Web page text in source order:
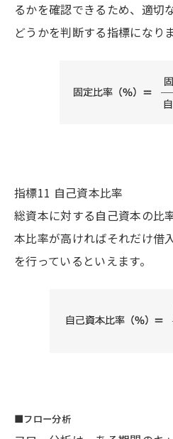
るかを確認できるため、適切
どうかを判断する指標になりま
指標11 自己資本比率
総資本に対する自己資本の比
本比率が高ければそれだけ借
を行っているといえます。
■フロー分析